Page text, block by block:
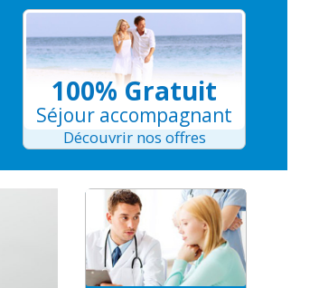
100% Gratuit
Séjour accompagnant
Découvrir nos offres